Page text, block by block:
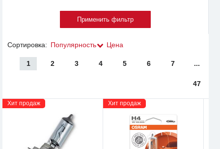
Сортировка: Популярность Цена
1 2 3 4 5 6 7 ...
47
Хит продаж Хит продаж